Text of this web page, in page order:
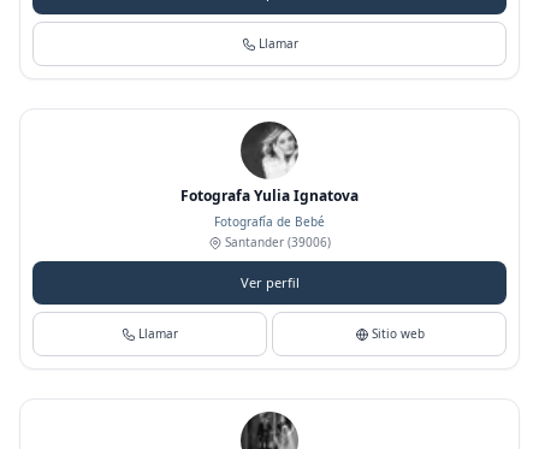
Llamar
Fotografa Yulia Ignatova
Fotografía de Bebé
Santander (39006)
Ver perfil
Llamar Sitio web